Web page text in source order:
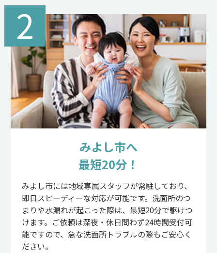
2
みよし市へ
最短20分！
みよし市には地域専属スタッフが常駐しており、
即日スピーディーな対応が可能です。洗面所のつ
まりや水漏れが起こった際は、最短20分で駆けつ
けます。ご依頼は深夜・休日問わず24時間受付可
能ですので、急な洗面所トラブルの際もご安心く
ださい。